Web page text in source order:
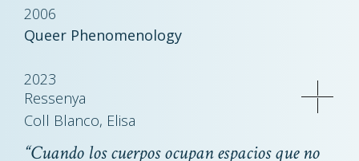
2006
Queer Phenomenology
2023
Ressenya
Coll Blanco, Elisa
“Cuando los cuerpos ocupan espacios que no